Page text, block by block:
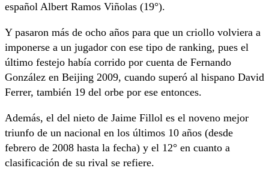
español Albert Ramos Viñolas (19°).
Y pasaron más de ocho años para que un criollo volviera a
imponerse a un jugador con ese tipo de ranking, pues el
último festejo había corrido por cuenta de Fernando
González en Beijing 2009, cuando superó al hispano David
Ferrer, también 19 del orbe por ese entonces.
Además, el del nieto de Jaime Fillol es el noveno mejor
triunfo de un nacional en los últimos 10 años (desde
febrero de 2008 hasta la fecha) y el 12° en cuanto a
clasificación de su rival se refiere.